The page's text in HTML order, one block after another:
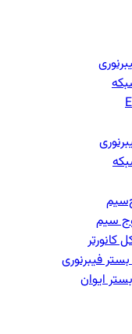
سیم
کانورتر
فیبرنوری
ایوان